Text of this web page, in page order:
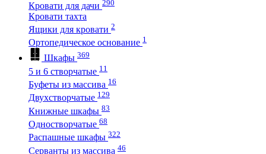
Кровати для дачи 290
Кровати тахта
Ящики для кровати 2
Ортопедическое основание 1
Шкафы 369
5 и 6 створчатые 11
Буфеты из массива 16
Двухстворчатые 129
Книжные шкафы 83
Одностворчатые 68
Распашные шкафы 322
Серванты из массива 46